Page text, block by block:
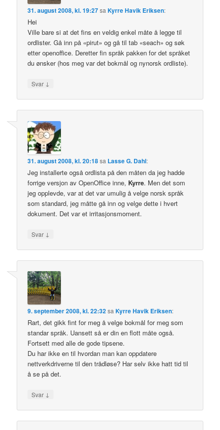
31. august 2008, kl. 19:27sa Kyrre Havik Eriksen:
Hei
Ville bare si at det fins en veldig enkel måte å legge til
ordlister. Gå inn på «pirut» og gå til tab «seach» og søk
etter openoffice. Deretter fin språk pakken for det språket
du ønsker (hos meg var det bokmål og nynorsk ordliste).
Svar ↓
31. august 2008, kl. 20:18sa Lasse G. Dahl:
Jeg installerte også ordlista på den måten da jeg hadde
forrige versjon av OpenOffice inne, Kyrre. Men det som
jeg opplevde, var at det var umulig å velge norsk språk
som standard, jeg måtte gå inn og velge dette i hvert
dokument. Det var et irritasjonsmoment.
Svar ↓
9. september 2008, kl. 22:32sa Kyrre Havik Eriksen:
Rart, det gikk fint for meg å velge bokmål for meg som
standar språk. Uansett så er din en flott måte også.
Fortsett med alle de gode tipsene.
Du har ikke en til hvordan man kan oppdatere
nettverkdriverne til den trådløse? Har selv ikke hatt tid til
å se på det.
Svar ↓